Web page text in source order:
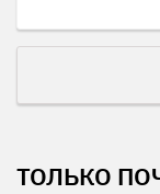
ТОЛЬКО